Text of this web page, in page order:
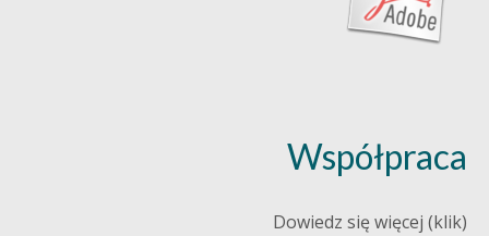
Współpraca
Dowiedz się więcej (klik)